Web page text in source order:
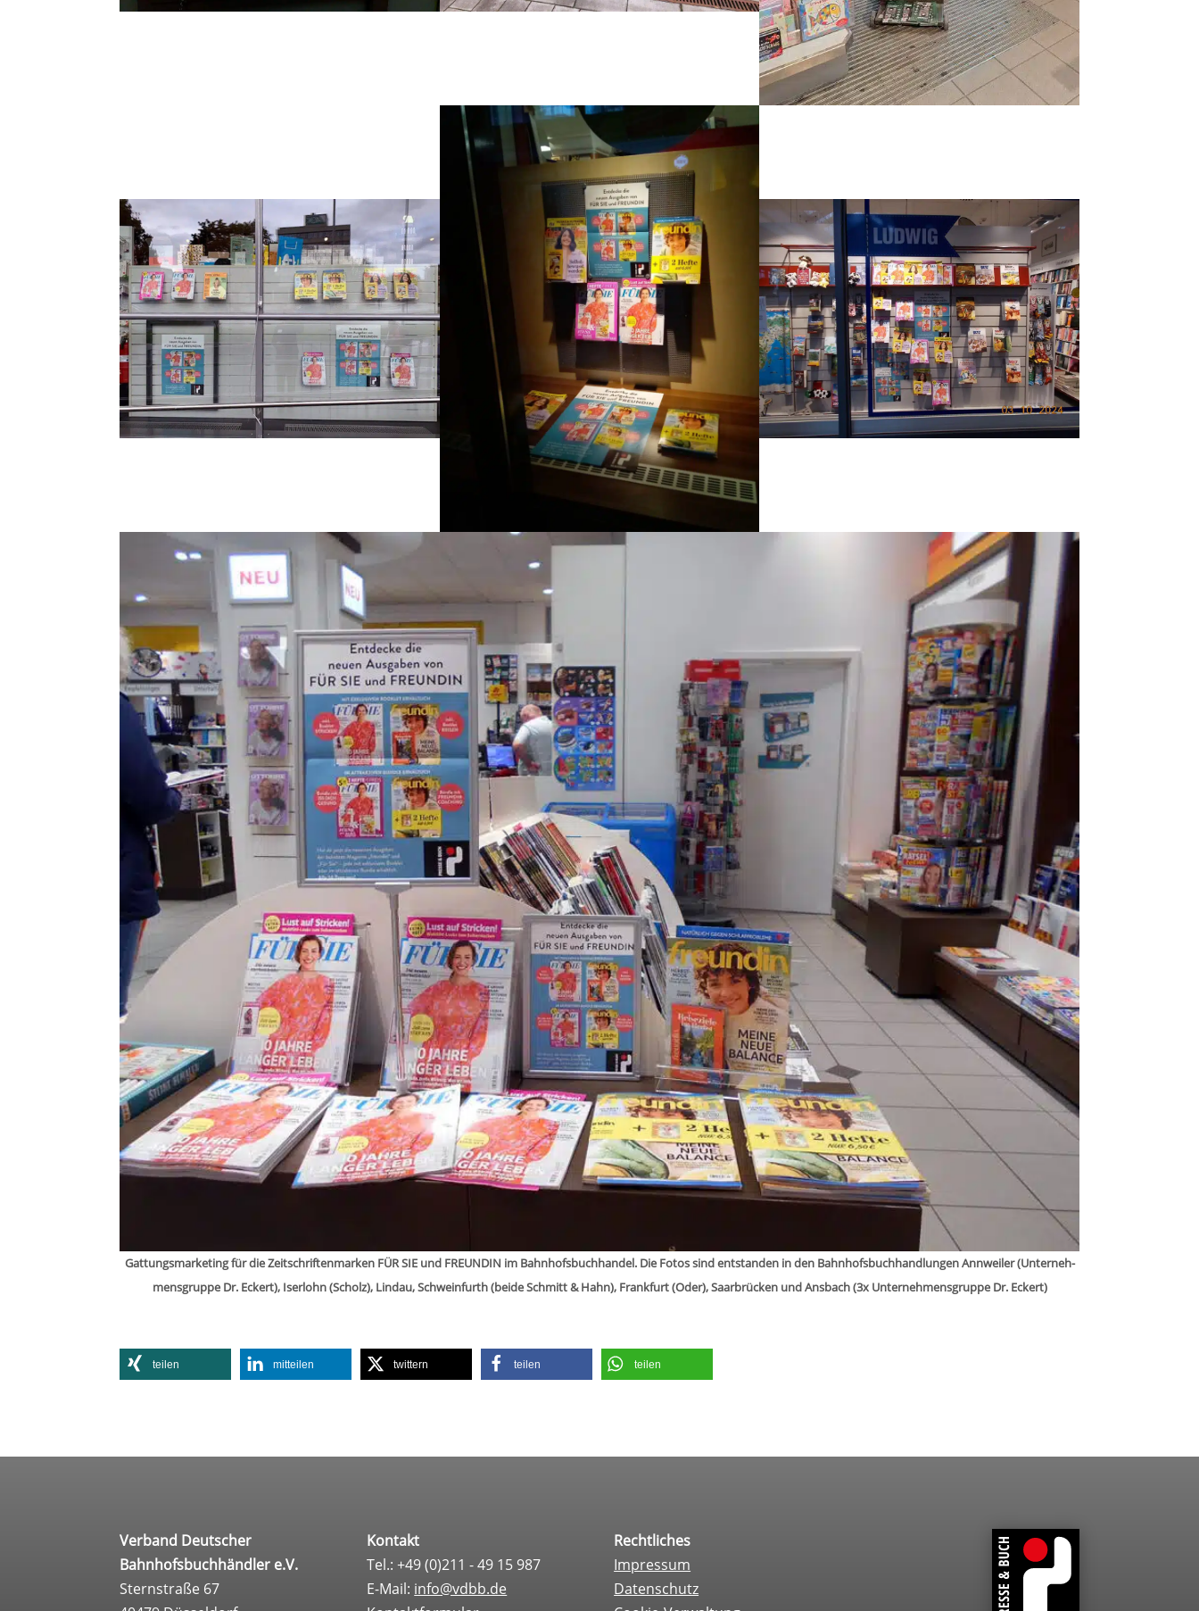
Gat­tungs­mar­ke­ting für die Zeit­schrif­ten­mar­ken FÜR SIE und FREUNDIN im Bahn­hofs­buch­han­del. Die Fotos sind ent­stan­den in den Bahn­hofs­buch­hand­lun­gen Ann­wei­ler (Unter­neh­
mens­gruppe Dr. Eckert), Iser­lohn (Scholz), Lin­dau, Schwein­furth (beide Schmitt & Hahn), Frank­furt (Oder), Saar­brü­cken und Ans­bach (3x Unter­neh­mens­gruppe Dr. Eckert)
tei­len mit­tei­len twit­tern tei­len tei­len
Verband Deutscher
Bahnhofsbuchhändler e.V.
Sternstraße 67
Kontakt
Tel.: +49 (0)211 - 49 15 987
E-Mail: info@vdbb.de
Rechtliches
Impressum
Datenschutz